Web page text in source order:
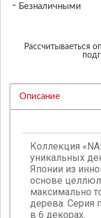
Безналичными
Рассчитываеться
Описание
Коллекция
уникальных
Японии из
основе
максимально
дерева. Серия
в 6 декорах.